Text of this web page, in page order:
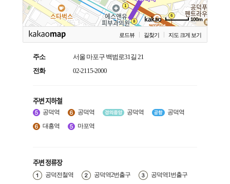
100m
로드뷰 길찾기 지도 크게 보기
주소
서울 마포구 백범로31길 21
전화
02-2115-2000
주변 지하철
공덕역 공덕역 공덕역
공덕역
대흥역
마포역
주변 정류장
공덕전철역 공덕역2번출구
공덕역1번출구